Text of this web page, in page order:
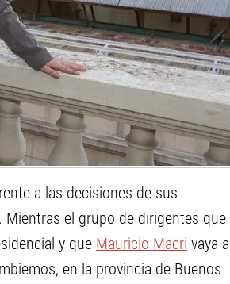
a las decisiones de sus
. Mientras el grupo de dirigentes que
y que Mauricio Macri vaya a
en la provincia de Buenos